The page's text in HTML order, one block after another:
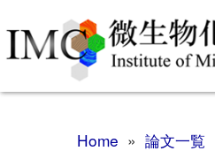
Home » 論文一覧